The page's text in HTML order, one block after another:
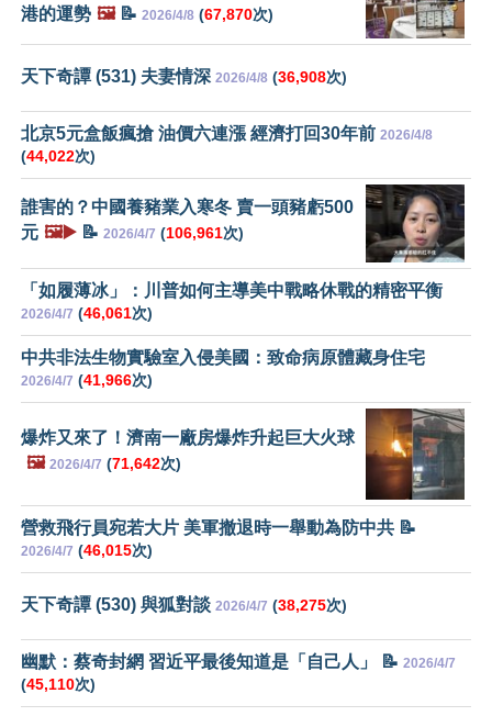
港的運勢 🖼️📝 2026/4/8 (67,870次)
天下奇譚 (531) 夫妻情深 2026/4/8 (36,908次)
北京5元盒飯瘋搶 油價六連漲 經濟打回30年前 2026/4/8
(44,022次)
誰害的？中國養豬業入寒冬 賣一頭豬虧500
元 🖼️▶️ 📝 2026/4/7 (106,961次)
「如履薄冰」：川普如何主導美中戰略休戰的精密平衡
2026/4/7 (46,061次)
中共非法生物實驗室入侵美國：致命病原體藏身住宅
2026/4/7 (41,966次)
爆炸又來了！濟南一廠房爆炸升起巨大火球
🖼️ 2026/4/7 (71,642次)
營救飛行員宛若大片 美軍撤退時一舉動為防中共 📝
2026/4/7 (46,015次)
天下奇譚 (530) 與狐對談 2026/4/7 (38,275次)
幽默：蔡奇封網 習近平最後知道是「自己人」 📝 2026/4/7
(45,110次)